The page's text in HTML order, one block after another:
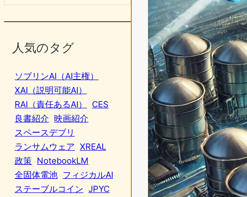
人気のタグ
ソブリンAI（AI主権）
XAI（説明可能AI）
RAI（責任あるAI）
CES
良書紹介 映画紹介
スペースデブリ
ランサムウェア XREAL
政策 NotebookLM
全固体電池 フィジカルAI
ステーブルコイン JPYC